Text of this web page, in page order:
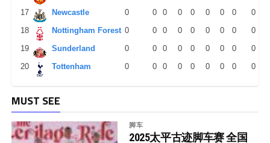
17
Newcastle 0 0 0 0 0 0 0 0
0
18
Nottingham Forest 0 0 0 0 0 0 0 0
0
19
Sunderland 0 0 0 0 0 0 0 0
0
20
Tottenham 0 0 0 0 0 0 0 0 0
MUST SEE
脚车
2025太平古迹脚车赛 全国